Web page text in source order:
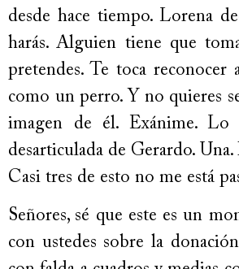
desde hace tiempo. Lorena
harás. Alguien tiene que
pretendes. Te toca reconocer
como un perro. Y no quieres
imagen de él. Exánime. Lo
desarticulada de Gerardo.
Casi tres de esto no me está
Señores, sé que este es un
con ustedes sobre la